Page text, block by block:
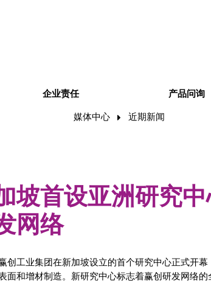
企业责任 产品问询
媒体中心 近期新闻
坡首设亚洲研究
网络
创工业集团在新加坡设立的首个研究中心正式开幕
面和增材制造。新研究中心标志着赢创研发网络的